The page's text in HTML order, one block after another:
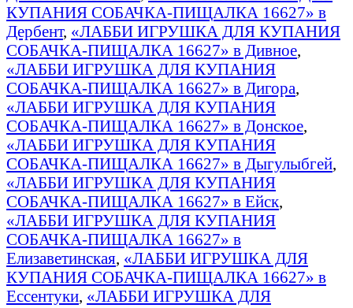
КУПАНИЯ СОБАЧКА-ПИЩАЛКА 16627» в
Дербент, «ЛАББИ ИГРУШКА ДЛЯ КУПАНИЯ
СОБАЧКА-ПИЩАЛКА 16627» в Дивное,
«ЛАББИ ИГРУШКА ДЛЯ КУПАНИЯ
СОБАЧКА-ПИЩАЛКА 16627» в Дигора,
«ЛАББИ ИГРУШКА ДЛЯ КУПАНИЯ
СОБАЧКА-ПИЩАЛКА 16627» в Донское,
«ЛАББИ ИГРУШКА ДЛЯ КУПАНИЯ
СОБАЧКА-ПИЩАЛКА 16627» в Дыгулыбгей,
«ЛАББИ ИГРУШКА ДЛЯ КУПАНИЯ
СОБАЧКА-ПИЩАЛКА 16627» в Ейск,
«ЛАББИ ИГРУШКА ДЛЯ КУПАНИЯ
СОБАЧКА-ПИЩАЛКА 16627» в
Елизаветинская, «ЛАББИ ИГРУШКА ДЛЯ
КУПАНИЯ СОБАЧКА-ПИЩАЛКА 16627» в
Ессентуки, «ЛАББИ ИГРУШКА ДЛЯ